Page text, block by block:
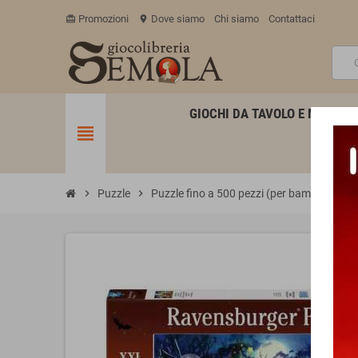
card_giftcard Promozioni location_on Dove siamo Chi siamo Contattaci
view_headline
GIOCHI DA TAVOLO E
chevron_right Puzzle chevron_right Puzzle fino a 500 pezzi (per bambini)